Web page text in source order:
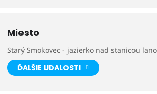
Miesto
Starý Smokovec - jazierko nad stanicou
ĎALŠIE UDALOSTI